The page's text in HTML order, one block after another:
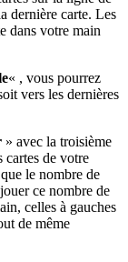
dernière carte. Les
dans votre main
« , vous pourrez
vers les dernières
» avec la troisième
cartes de votre
le nombre de
ce nombre de
celles à gauches
de même